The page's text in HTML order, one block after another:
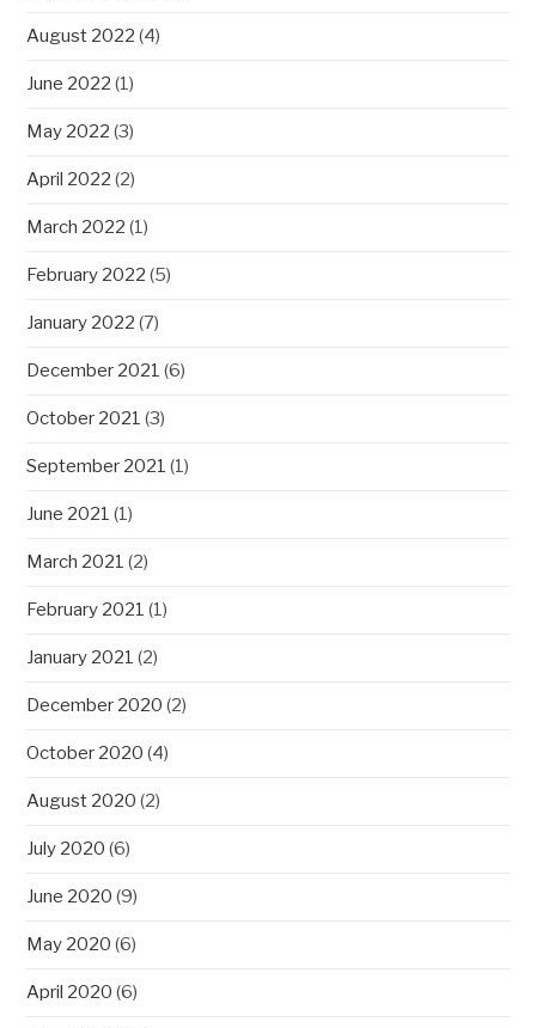
August 2022 (4)
June 2022 (1)
May 2022 (3)
April 2022 (2)
March 2022 (1)
February 2022 (5)
January 2022 (7)
December 2021 (6)
October 2021 (3)
September 2021 (1)
June 2021 (1)
March 2021 (2)
February 2021 (1)
January 2021 (2)
December 2020 (2)
October 2020 (4)
August 2020 (2)
July 2020 (6)
June 2020 (9)
May 2020 (6)
April 2020 (6)